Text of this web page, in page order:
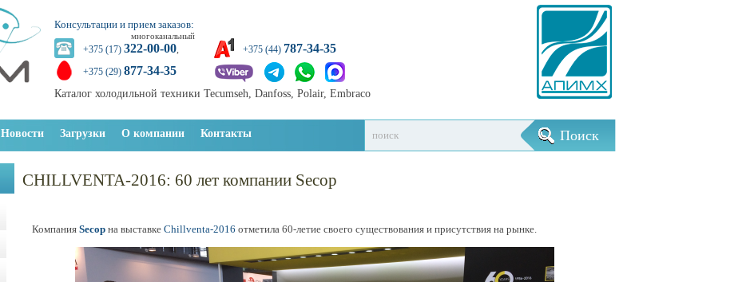
Консультации и прием заказов:
многоканальный
+375 (17) 322-00-00,
+375 (29) 877-34-35
+375 (44) 787-34-35
Каталог холодильной техники Tecumseh, Danfoss, Polair, Embraco
Новости Загрузки О компании Контакты
CHILLVENTA-2016: 60 лет компании Secop
Компания Secop на выставке Chillventa-2016 отметила 60-летие своего существования и присутствия на рынке.